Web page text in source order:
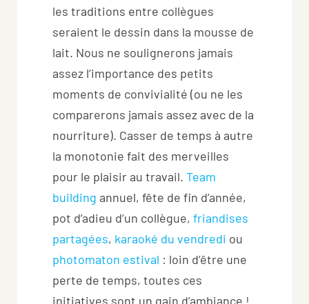
les traditions entre collègues
seraient le dessin dans la mousse de
lait. Nous ne soulignerons jamais
assez l’importance des petits
moments de convivialité (ou ne les
comparerons jamais assez avec de la
nourriture). Casser de temps à autre
la monotonie fait des merveilles
pour le plaisir au travail. Team
building annuel, fête de fin d’année,
pot d’adieu d’un collègue, friandises
partagées, karaoké du vendredi ou
photomaton estival : loin d’être une
perte de temps, toutes ces
initiatives sont un gain d’ambiance !